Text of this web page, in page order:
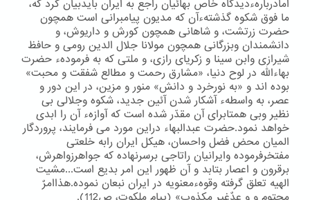
امادربارهءدیدگاه خاص بهائیان راجع به ایران بایدبیان كرد كه،
ما فوق شكوه گذشتهءآن كه مدیون پیامبرانی است همچون
حضرت زرتشت، و شاهانی همچون كورش و داریوش، و
دانشمندان وبزرگانی همچون مولانا جلال الدین رومی و حافظ
شیرازی وابن سینا و زكریای رازی، و ملتی كه به فرمودهء حضرت
بهاءالله در لوح دنیا، «مشارق رحمت و مطالع شفقت و محبت»
بوده اند و «به نورخرد و دانش» منور و مزین، در این دور و
عصر، به واسطهء آشكار شدن آئین جدید، شكوه وجلالی بی
نظیر وبی همتابرای آن مقدّر شده است كه آوازهء آن را ابدی
خواهد نمود.حضرت عبدالبهاء دراین مورد می فرمایند، پروردگار
المیان محض فضل واحسان، هیكل ایران رابه خلعتی
مفتخرفرموده وایرانیان راتاجی برسرنهاده كه جواهرزواهرش،
برقرون و اعصار بتابد و آن ظهور این امر بدیع است...مشیت
الهیه تعلق گرفته وقوهءمعنویه در ایران نبعان نموده.هذاامرٌ